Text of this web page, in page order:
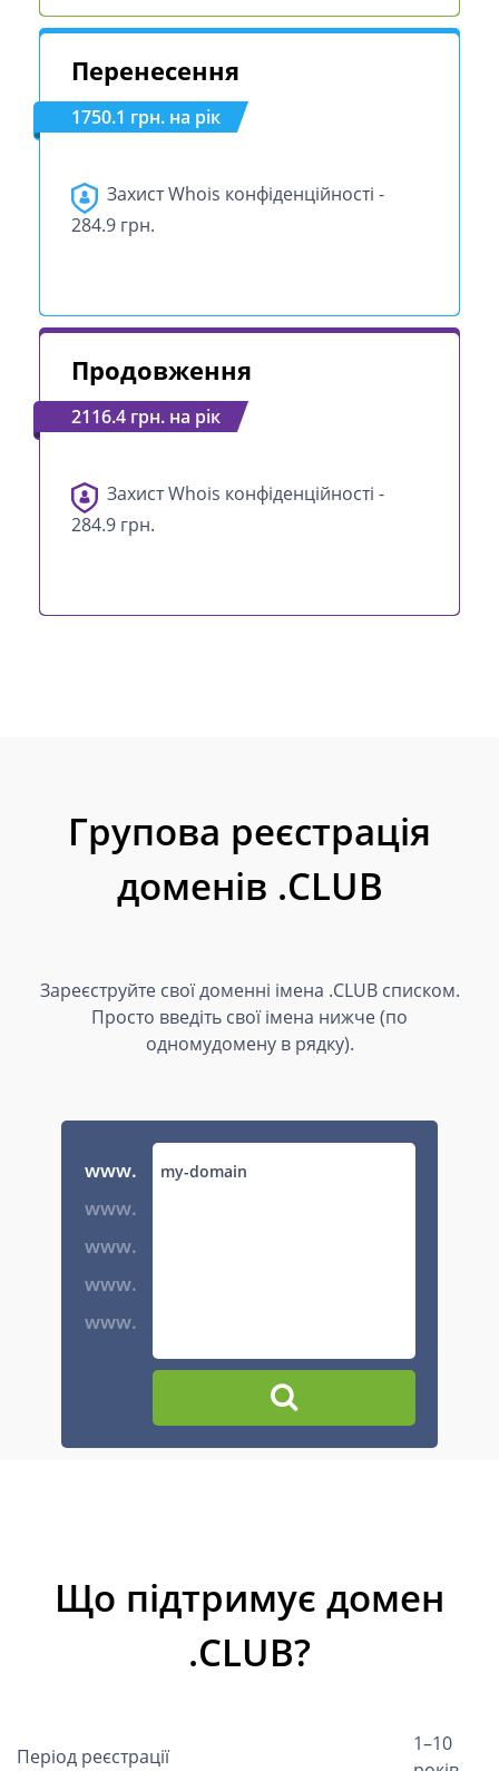
Перенесення
1750.1 грн. на рік
Захист Whois конфіденційності -
284.9 грн.
Продовження
2116.4 грн. на рік
Захист Whois конфіденційності -
284.9 грн.
Групова реєстрація
доменів .CLUB
Зареєструйте свої доменні імена .CLUB списком.
Просто введіть свої імена нижче (по
одномудомену в рядку).
www.
www.
www.
www.
www.
Що підтримує домен
.CLUB?
Період реєстрації
1–10